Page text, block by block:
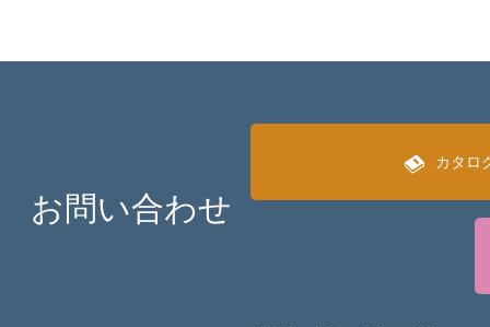
お問い合わせ
カタロ